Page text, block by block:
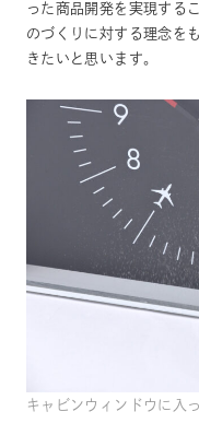
った商品開発を実現する
のづくりに対する理念を
きたいと思います。
キャビンウィンドウに入